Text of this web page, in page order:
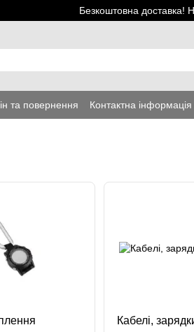
Безкоштовна доставка!
та повернення Контактна інформація
Кабелі,